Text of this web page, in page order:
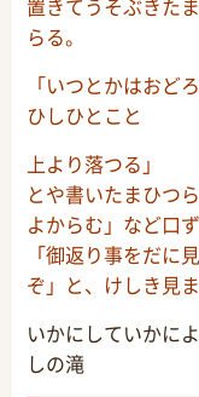
らる。
「いつとかはおど
ひしひとこと
上より落つる」
とや書いたまひつ
よからむ」など口
「御返り事をだに
ぞ」と、けしき見
いかにしていかに
しの滝